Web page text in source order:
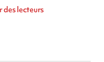
des lecteurs